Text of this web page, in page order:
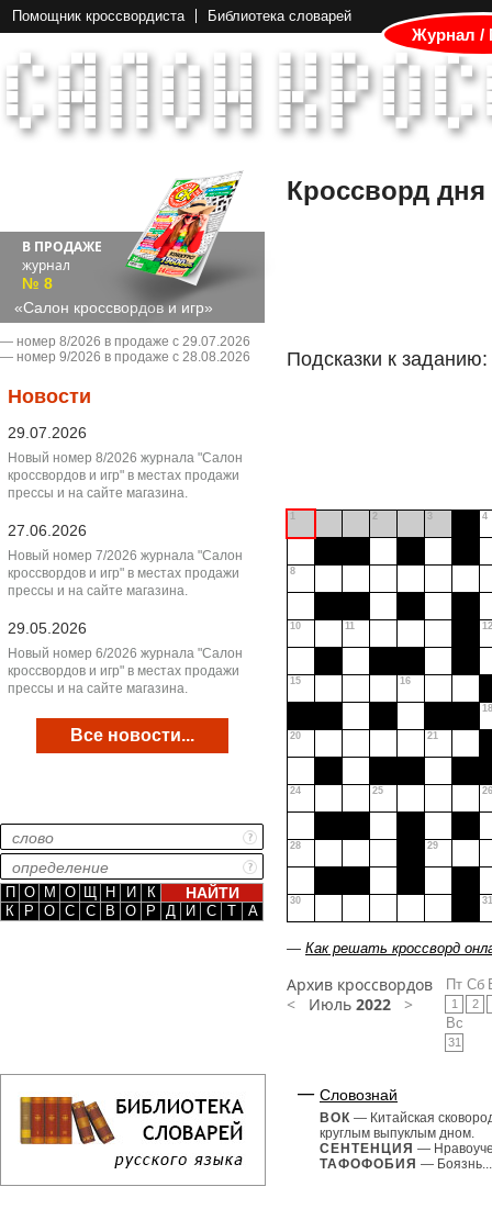
Помощник кроссвордиста Библиотека словарей
Журнал /
В ПРОДАЖЕ
журнал
№ 8
«Салон кроссвордов и игр»
― номер 8/2026 в продаже с 29.07.2026
― номер 9/2026 в продаже с 28.08.2026
Новости
29.07.2026
Новый номер 8/2026 журнала "Салон
кроссвордов и игр" в местах продажи
прессы и на сайте магазина.
27.06.2026
Новый номер 7/2026 журнала "Салон
кроссвордов и игр" в местах продажи
прессы и на сайте магазина.
29.05.2026
Новый номер 6/2026 журнала "Салон
кроссвордов и игр" в местах продажи
прессы и на сайте магазина.
Все новости...
П О М О Щ Н И
К
К
Р О С С В О Р Д И С Т А
Кроссворд дня
Подсказки к заданию:
1 2 3 4
8
10 11 12
15 16
18
20 21
24 25 26
28 29
30 31
— Как решать кроссворд
Архив кроссвордов
< Июль 2022 >
Пт
1
Сб
2
Вс
31
Словознай
ВОК — Китайская
круглым выпуклым дном.
СЕНТЕНЦИЯ —
ТАФОФОБИЯ — Боязнь...